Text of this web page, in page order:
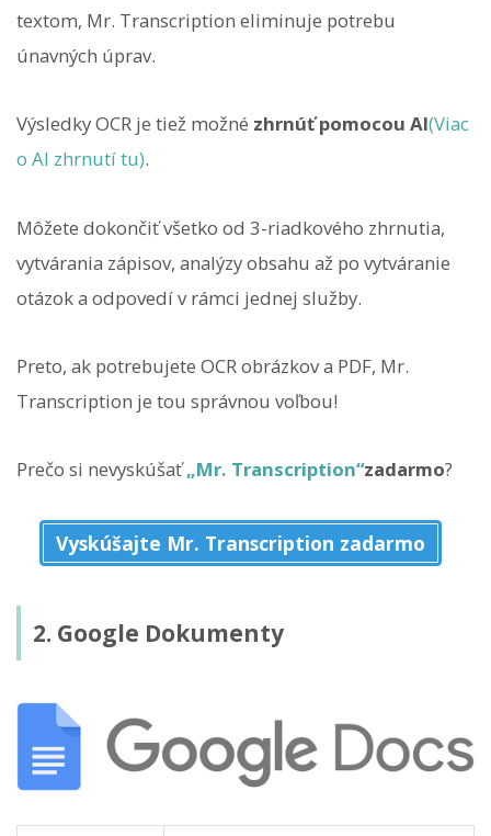
textom, Mr. Transcription eliminuje potrebu
únavných úprav.
Výsledky OCR je tiež možné zhrnúť pomocou AI(Viac
o AI zhrnutí tu).
Môžete dokončiť všetko od 3-riadkového zhrnutia,
vytvárania zápisov, analýzy obsahu až po vytváranie
otázok a odpovedí v rámci jednej služby.
Preto, ak potrebujete OCR obrázkov a PDF, Mr.
Transcription je tou správnou voľbou!
Prečo si nevyskúšať„Mr. Transcription“zadarmo?
Vyskúšajte Mr. Transcription zadarmo
2. Google Dokumenty